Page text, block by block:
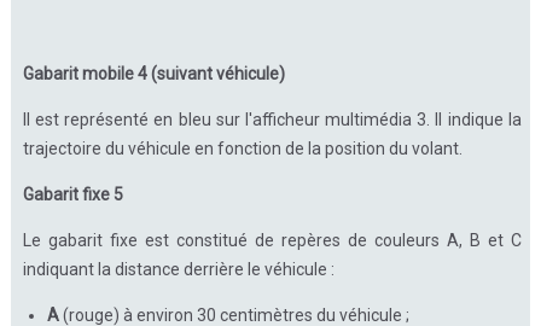
Gabarit mobile 4 (suivant véhicule)
Il est représenté en bleu sur l'afficheur multimédia 3. Il indique la
trajectoire du véhicule en fonction de la position du volant.
Gabarit fixe 5
Le gabarit fixe est constitué de repères de couleurs A, B et C
indiquant la distance derrière le véhicule :
A(rouge) à environ 30 centimètres du véhicule ;